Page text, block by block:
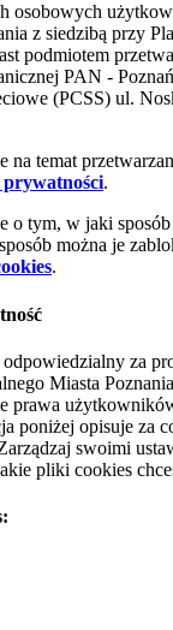
osobowych
z siedzibą przy
podmiotem
PAN -
(PCSS) ul.
na temat
prywatności.
o tym, w jaki
można je
.
za
Miasta
prawa
poniżej opisuje za
swoimi
pliki cookies